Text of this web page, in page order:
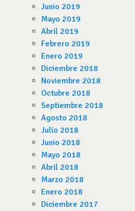
Junio 2019
Mayo 2019
Abril 2019
Febrero 2019
Enero 2019
Diciembre 2018
Noviembre 2018
Octubre 2018
Septiembre 2018
Agosto 2018
Julio 2018
Junio 2018
Mayo 2018
Abril 2018
Marzo 2018
Enero 2018
Diciembre 2017